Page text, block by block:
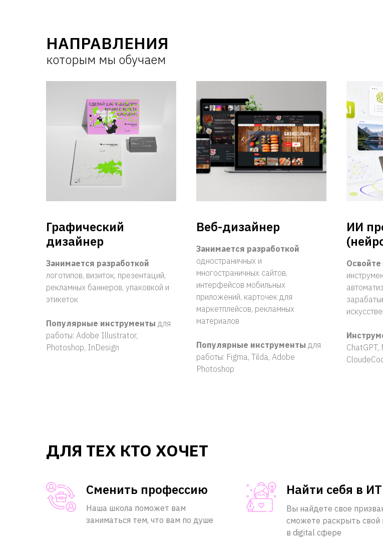
НАПРАВЛЕНИЯ
которым мы обучаем
Графический
дизайнер
Занимается разработкой
логотипов, визиток, презентаций,
рекламных баннеров, упаковкой и
этикеток
Популярные инструменты для
работы: Adobe Illustrator,
Photoshop, InDesign
Веб-дизайнер
Занимается разработкой
одностраничных и
многостраничных сайтов,
интерфейсов мобильных
приложений, карточек для
маркетплейсов, рекламных
материалов
Популярные инструменты для
работы: Figma, Tilda, Adobe
Photoshop
ИИ
ChatGPT,
ДЛЯ ТЕХ КТО ХОЧЕТ
Сменить профессию
Наша школа поможет вам
заниматься тем, что вам по душе
Найти себя в ИТ
Вы найдете свое
сможете раскрыть свой
в digital сфере